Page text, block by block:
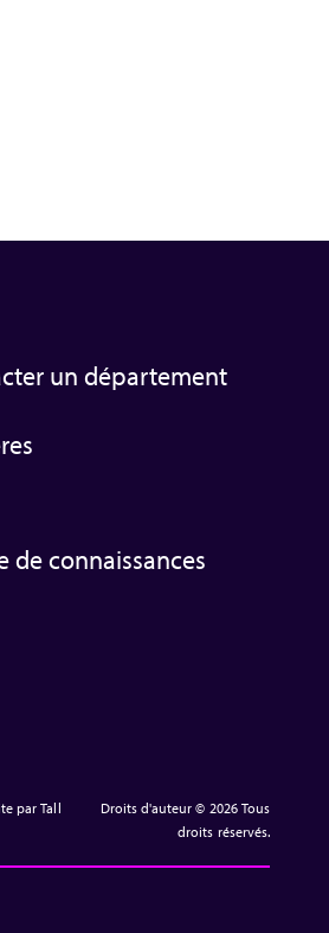
un département
de connaissances
par Tall
Droits d'auteur © 2026 Tous
droits réservés.